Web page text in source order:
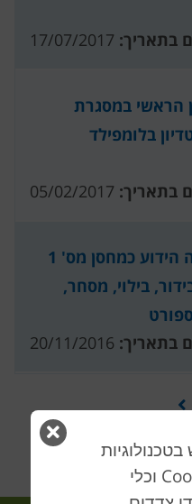
סגור
וכלי
בתאריך:
הראשי במסגרת
בלומפילד
בתאריך:
מכרז לשכירות יחידה במבנה הידוע כמחסן מס' 1
בילוי, מסחר,
בתאריך: